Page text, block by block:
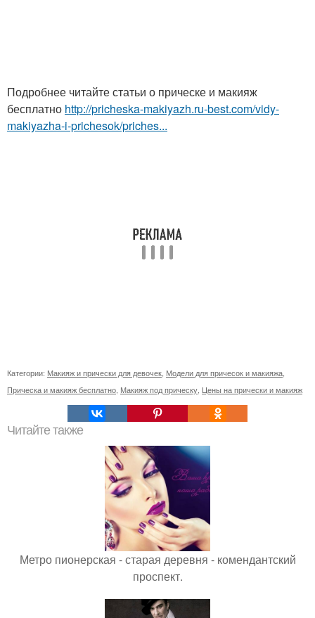
Подробнее читайте статьи о прическе и макияж
бесплатно http://pricheska-makiyazh.ru-best.com/vidy-
makiyazha-i-prichesok/priches...
Категории: Макияж и прически для девочек Модели для причесок и макияжа
Прическа и макияж бесплатно Макияж под прическу Цены на прически и макияж
Читайте также
Метро пионерская - старая деревня - комендантский
проспект.